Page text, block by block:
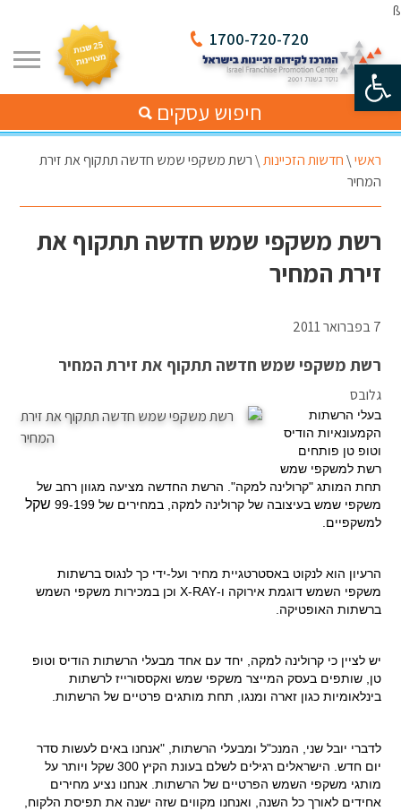
פתח סרגל נגישות
ß
1700-720-720
חיפוש עסקים
ראשי\חדשות הזכיינות\רשת משקפי שמש חדשה תתקוף את זירת
המחיר
רשת משקפי שמש חדשה תתקוף את
זירת המחיר
7 בפברואר 2011
רשת משקפי שמש חדשה תתקוף את זירת המחיר
גלובס
בעלי הרשתות
הקמעונאיות הודיס
וטופ טן פותחים
רשת למשקפי שמש
תחת המותג "קרולינה למקה". הרשת החדשה מציעה מגוון רחב של
משקפי שמש בעיצובה של קרולינה למקה, במחירים של 99-199
שקל
למשקפיים.
הרעיון הוא לנקוט באסטרטגיית מחיר ועל-ידי כך לנגוס ברשתות
משקפי השמש דוגמת אירוקה ו-X-RAY וכן במכירות משקפי השמש
ברשתות האופטיקה.
יש לציין כי קרולינה למקה, יחד עם אחד מבעלי הרשתות הודיס וטופ
טן, שותפים בעסק המייצר משקפי שמש ואקססורייז לרשתות
בינלאומיות כגון זארה ומנגו, תחת מותגים פרטיים של הרשתות.
לדברי יובל שני, המנכ"ל ומבעלי הרשתות, "אנחנו באים לעשות סדר
יום חדש. הישראלים רגילים לשלם בעונת הקיץ 300 שקל ויותר על
מותגי משקפי השמש הפרטיים של הרשתות. אנחנו נציע מחירים
אחידים לאורך כל השנה, ואנחנו מקווים שזה ישנה את תפיסת הלקוח,